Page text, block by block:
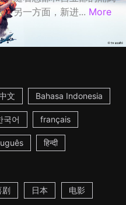
另一方面，新进... More
文 Bahasa Indonesia
국어 français
हिन्दी
剧 日本 电影